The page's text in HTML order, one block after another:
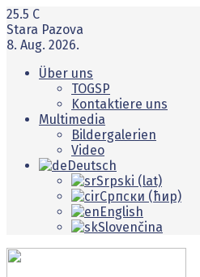
25.5 C
Stara Pazova
8. Aug. 2026.
Über uns
TOGSP
Kontaktiere uns
Multimedia
Bildergalerien
Video
Deutsch
Srpski (lat)
Српски (ћир)
English
Slovenčina